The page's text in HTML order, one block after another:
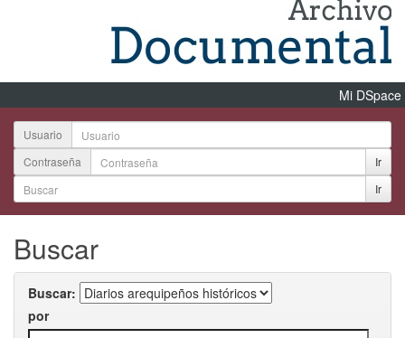
Mi DSpace
Usuario
Contraseña
Ir
Ir
Buscar
Buscar:
por